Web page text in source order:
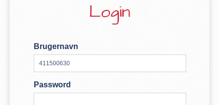
Login
Brugernavn
Password